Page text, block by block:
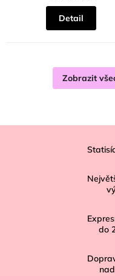
Detail
Zobrazit
do
nad